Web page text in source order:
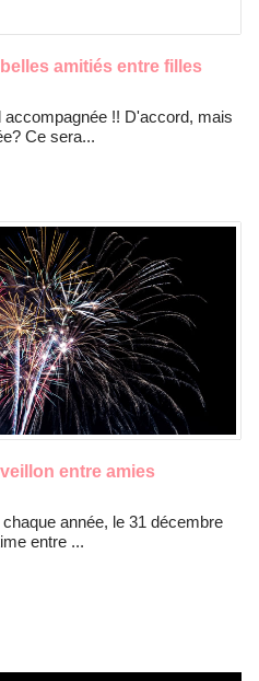
amitiés entre filles
!! D'accord, mais
Ce sera...
entre amies
année, le 31 décembre
entre ...